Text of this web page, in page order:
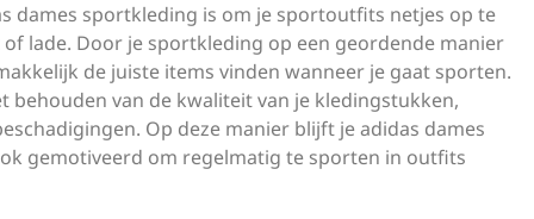
dames sportkleding is om je sportoutfits netjes op te
lade. Door je sportkleding op een geordende manier
de juiste items vinden wanneer je gaat sporten.
van de kwaliteit van je kledingstukken,
Op deze manier blijft je adidas dames
gemotiveerd om regelmatig te sporten in outfits